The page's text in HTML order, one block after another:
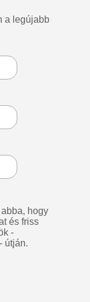
a legújabb
hogy
és friss
-
útján.